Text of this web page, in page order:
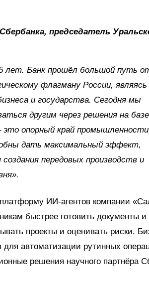
председатель
лет. Банк прошёл большой путь
флагману России, являясь
и государства. Сегодня мы
другим через решения на базе
это опорный край
дать максимальный эффект,
передовых производств и
ИИ-агентов компании
быстрее готовить документы и
проекты и оценивать риски.
для автоматизации рутинных
решения научного партнёра